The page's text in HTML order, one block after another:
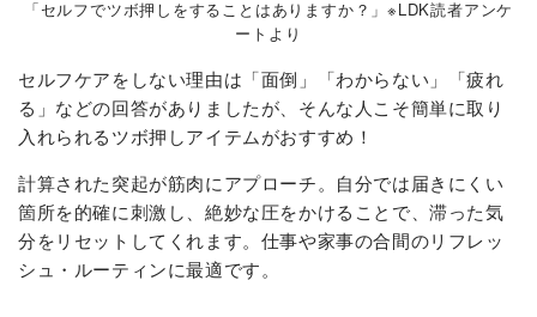
「セルフでツボ押しをすることはありますか？」※LDK読者アンケ
ートより
セルフケアをしない理由は「面倒」「わからない」「疲れ
る」などの回答がありましたが、そんな人こそ簡単に取り
入れられるツボ押しアイテムがおすすめ！
計算された突起が筋肉にアプローチ。自分では届きにくい
箇所を的確に刺激し、絶妙な圧をかけることで、滞った気
分をリセットしてくれます。仕事や家事の合間のリフレッ
シュ・ルーティンに最適です。